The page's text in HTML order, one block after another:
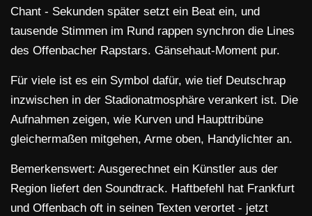
Chant - Sekunden später setzt ein Beat ein, und
tausende Stimmen im Rund rappen synchron die Lines
des Offenbacher Rapstars. Gänsehaut-Moment pur.
Für viele ist es ein Symbol dafür, wie tief Deutschrap
inzwischen in der Stadionatmosphäre verankert ist. Die
Aufnahmen zeigen, wie Kurven und Haupttribüne
gleichermaßen mitgehen, Arme oben, Handylichter an.
Bemerkenswert: Ausgerechnet ein Künstler aus der
Region liefert den Soundtrack. Haftbefehl hat Frankfurt
und Offenbach oft in seinen Texten verortet - jetzt